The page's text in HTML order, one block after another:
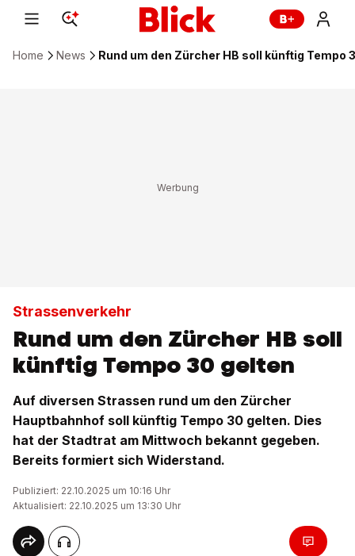
Home News Rund um den Zürcher HB soll künftig Tempo
Strassenverkehr
Rund um den Zürcher HB soll
künftig Tempo 30 gelten
Auf diversen Strassen rund um den Zürcher
Hauptbahnhof soll künftig Tempo 30 gelten. Dies
hat der Stadtrat am Mittwoch bekannt gegeben.
Bereits formiert sich Widerstand.
Publiziert: 22.10.2025 um 10:16 Uhr
Aktualisiert: 22.10.2025 um 13:30 Uhr